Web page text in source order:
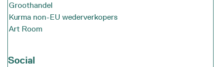
Groothandel
Kurma non-EU wederverkopers
Art Room
Social